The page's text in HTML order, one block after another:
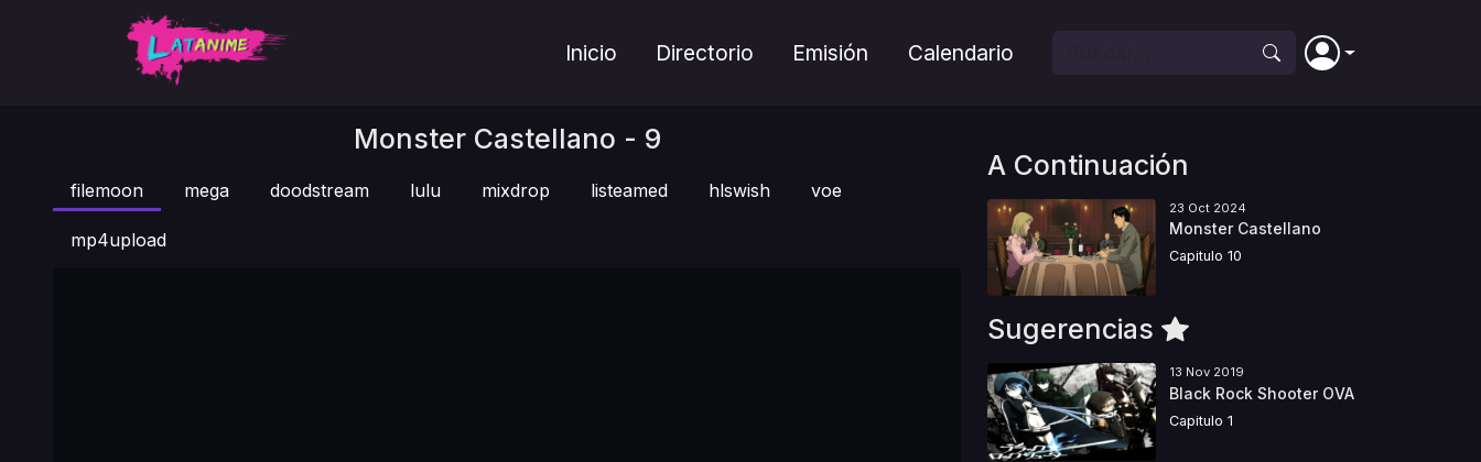
Inicio Directorio Emisión Calendario
Monster Castellano - 9
filemoon mega doodstream lulu mixdrop listeamed hlswish voe
mp4upload
A Continuación
23 Oct 2024
Monster Castellano
Capitulo 10
Sugerencias
13 Nov 2019
Black Rock Shooter OVA
Capitulo 1